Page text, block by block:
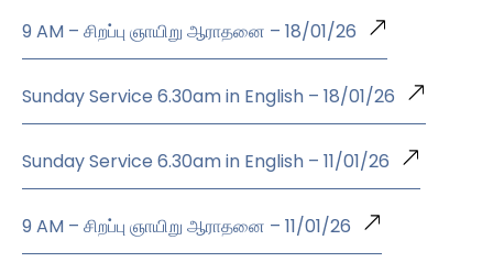
9 AM – சிறப்பு ஞாயிறு ஆராதனை – 18/01/26
Sunday Service 6.30am in English – 18/01/26
Sunday Service 6.30am in English – 11/01/26
9 AM – சிறப்பு ஞாயிறு ஆராதனை – 11/01/26